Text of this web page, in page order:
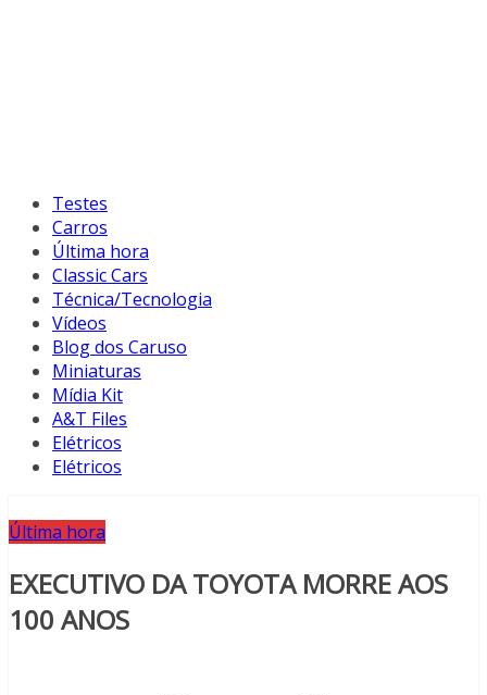
Testes
Carros
Última hora
Classic Cars
Técnica/Tecnologia
Vídeos
Blog dos Caruso
Miniaturas
Mídia Kit
A&T Files
Elétricos
Elétricos
Última hora
EXECUTIVO DA TOYOTA MORRE AOS
100 ANOS